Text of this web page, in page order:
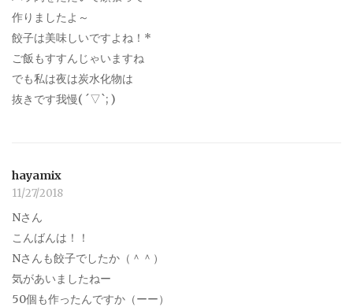
作りましたよ～
餃子は美味しいですよね！*
ご飯もすすんじゃいますね
でも私は夜は炭水化物は
抜きです我慢( ´▽`; )
hayamix
11/27/2018
Nさん
こんばんは！！
Nさんも餃子でしたか（＾＾）
気があいましたねー
50個も作ったんですか（ーー）